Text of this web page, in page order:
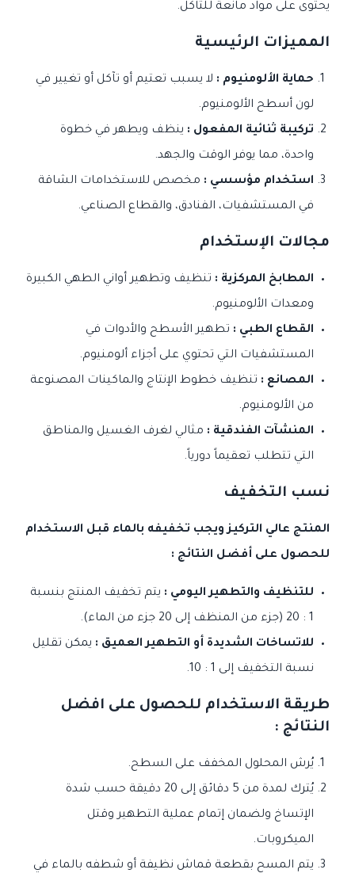
يحتوى على مواد مانعة للتآكل.
المميزات الرئيسية
حماية الألومنيوم : لا يسبب تعتيم أو تآكل أو تغيير في
لون أسطح الألومنيوم.
تركيبة ثنائية المفعول : ينظف ويطهر في خطوة
واحدة، مما يوفر الوقت والجهد.
استخدام مؤسسي : مخصص للاستخدامات الشاقة
في المستشفيات، الفنادق، والقطاع الصناعي.
مجالات الإستخدام
المطابخ المركزية : تنظيف وتطهير أواني الطهي الكبيرة
ومعدات الألومنيوم.
القطاع الطبي : تطهير الأسطح والأدوات في
المستشفيات التي تحتوي على أجزاء ألومنيوم.
المصانع : تنظيف خطوط الإنتاج والماكينات المصنوعة
من الألومنيوم.
المنشآت الفندقية : مثالي لغرف الغسيل والمناطق
التي تتطلب تعقيماً دورياً.
نسب التخفيف
المنتج عالي التركيز ويجب تخفيفه بالماء قبل الاستخدام
للحصول على أفضل النتائج :
للتنظيف والتطهير اليومي : يتم تخفيف المنتج بنسبة
1 : 20 (جزء من المنظف إلى 20 جزء من الماء).
للاتساخات الشديدة أو التطهير العميق : يمكن تقليل
نسبة التخفيف إلى 1 : 10.
طريقة الاستخدام للحصول على افضل
النتائج :
يُرش المحلول المخفف على السطح.
يُترك لمدة من 5 دقائق إلى 20 دقيقة حسب شدة
الإتساخ ولضمان إتمام عملية التطهير وقتل
الميكروبات.
يتم المسح بقطعة قماش نظيفة أو شطفه بالماء في